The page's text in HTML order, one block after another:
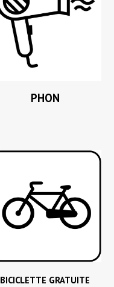
PHON
BICICLETTE GRATUITE